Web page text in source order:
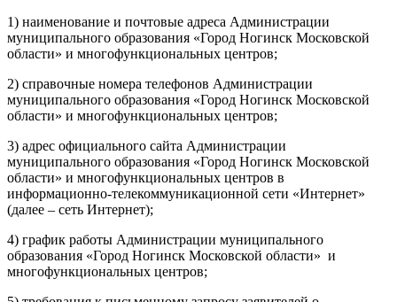
1) наименование и почтовые адреса Администрации
муниципального образования «Город Ногинск Московской
области» и многофункциональных центров;
2) справочные номера телефонов Администрации
муниципального образования «Город Ногинск Московской
области» и многофункциональных центров;
3) адрес официального сайта Администрации
муниципального образования «Город Ногинск Московской
области» и многофункциональных центров в
информационно-телекоммуникационной сети «Интернет»
(далее – сеть Интернет);
4) график работы Администрации муниципального
образования «Город Ногинск Московской области» и
многофункциональных центров;